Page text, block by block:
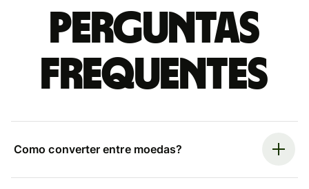
Perguntas
frequentes
Como converter entre moedas?